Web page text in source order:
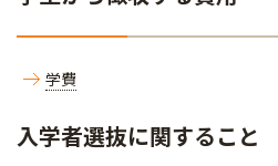
学費
入学者選抜に関すること